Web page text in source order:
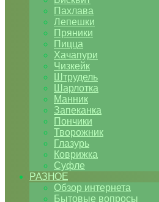
Пахлава
Лепешки
Пряники
Пицца
Хачапури
Чизкейк
Штрудель
Шарлотка
Манник
Запеканка
Пончики
Творожник
Глазурь
Коврижка
Суфле
РАЗНОЕ
Обзор интернета
Бытовые вопросы